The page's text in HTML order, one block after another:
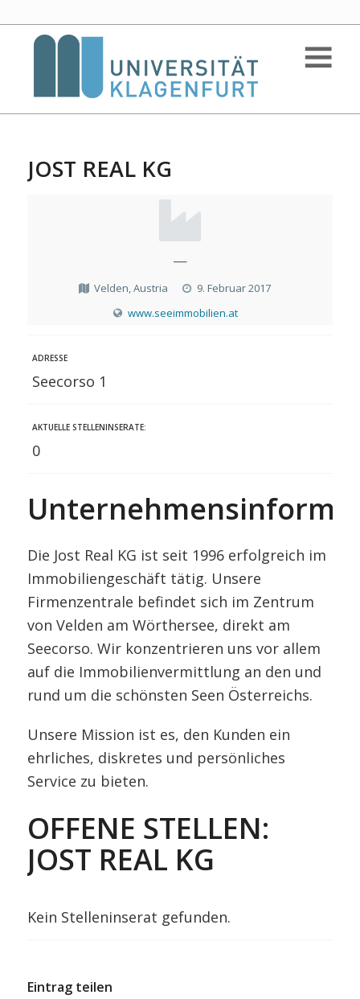
JOST REAL KG
—
Velden, Austria
9. Februar 2017
www.seeimmobilien.at
ADRESSE
Seecorso 1
AKTUELLE STELLENINSERATE:
0
Die Jost Real KG ist seit 1996 erfolgreich im
Immobiliengeschäft tätig. Unsere
Firmenzentrale befindet sich im Zentrum
von Velden am Wörthersee, direkt am
Seecorso. Wir konzentrieren uns vor allem
auf die Immobilienvermittlung an den und
rund um die schönsten Seen Österreichs.
Unsere Mission ist es, den Kunden ein
ehrliches, diskretes und persönliches
Service zu bieten.
OFFENE STELLEN:
JOST REAL KG
Kein Stelleninserat gefunden.
Eintrag teilen